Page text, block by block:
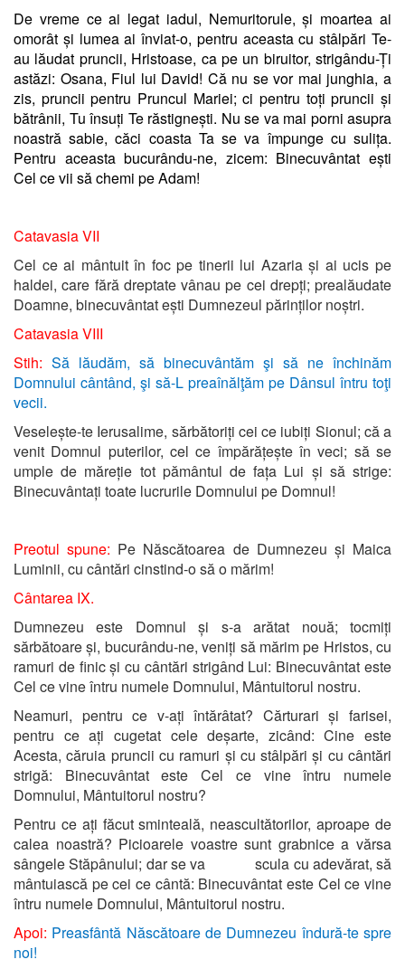
De vreme ce ai legat iadul, Nemuritorule, și moartea ai
omorât și lumea ai înviat-o, pentru aceasta cu stâlpări Te-
au lăudat pruncii, Hristoase, ca pe un biruitor, strigându-Ți
astăzi: Osana, Fiul lui David! Că nu se vor mai junghia, a
zis, pruncii pentru Pruncul Mariei; ci pentru toți pruncii și
bătrânii, Tu însuți Te răstignești. Nu se va mai porni asupra
noastră sabie, căci coasta Ta se va împunge cu sulița.
Pentru aceasta bucurându-ne, zicem: Binecuvântat ești
Cel ce vii să chemi pe Adam!
Catavasia VII
Cel ce ai mântuit în foc pe tinerii lui Azaria și ai ucis pe
haldei, care fără dreptate vânau pe cei drepți; prealăudate
Doamne, binecuvântat ești Dumnezeul părinților noștri.
Catavasia VIII
Stih: Să lăudăm, să binecuvântăm şi să ne închinăm
Domnului cântând, şi să-L preaînălţăm pe Dânsul întru toţi
vecii.
Veselește-te Ierusalime, sărbătoriți cei ce iubiți Sionul; că a
venit Domnul puterilor, cel ce împărățește în veci; să se
umple de măreție tot pământul de fața Lui și să strige:
Binecuvântați toate lucrurile Domnului pe Domnul!
Preotul spune: Pe Născătoarea de Dumnezeu și Maica
Luminii, cu cântări cinstind-o să o mărim!
Cântarea IX.
Dumnezeu este Domnul și s-a arătat nouă; tocmiți
sărbătoare și, bucurându-ne, veniți să mărim pe Hristos, cu
ramuri de finic și cu cântări strigând Lui: Binecuvântat este
Cel ce vine întru numele Domnului, Mântuitorul nostru.
Neamuri, pentru ce v-ați întărâtat? Cărturari și farisei,
pentru ce ați cugetat cele deșarte, zicând: Cine este
Acesta, căruia pruncii cu ramuri și cu stâlpări și cu cântări
strigă: Binecuvântat este Cel ce vine întru numele
Domnului, Mântuitorul nostru?
Pentru ce ați făcut sminteală, neascultătorilor, aproape de
calea noastră? Picioarele voastre sunt grabnice a vărsa
sângele Stăpânului; dar se va scula cu adevărat, să
mântuiască pe cei ce cântă: Binecuvântat este Cel ce vine
întru numele Domnului, Mântuitorul nostru.
Apoi: Preasfântă Născătoare de Dumnezeu îndură-te spre
noi!